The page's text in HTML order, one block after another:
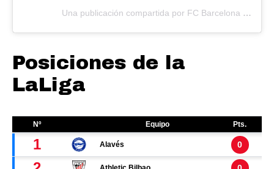
Una publicación compartida por FC Barcelona (@fcbarcelona)
Posiciones de la
LaLiga